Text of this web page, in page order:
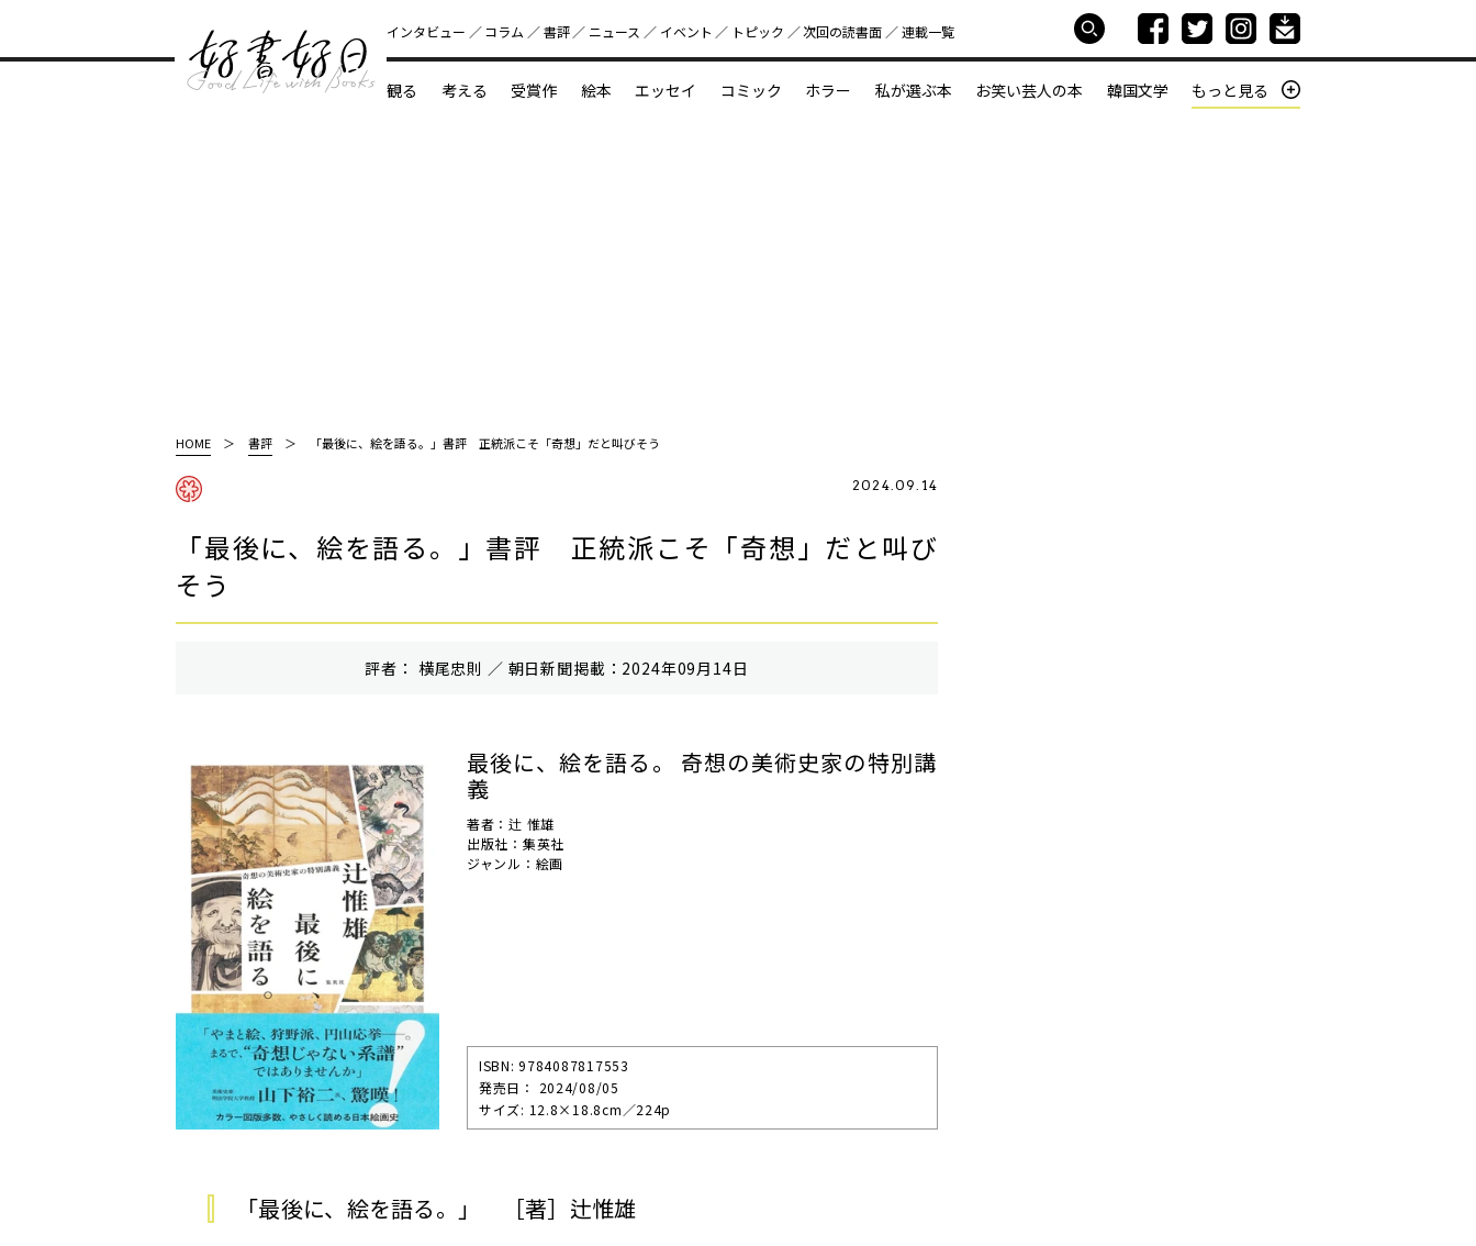
好書好日
インタビュー コラム 書評 ニュース イベント トピック 次回の読書⾯ 連載一覧
観る 考える 受賞作 絵本 エッセイ コミック ホラー 私が選ぶ本 お笑い芸人の本 韓国文学 もっと見る
HOME 書評 「最後に、絵を語る。」書評 正統派こそ「奇想」だと叫びそう
2024.09.14
「最後に、絵を語る。」書評 正統派こそ「奇想」だと叫び
そう
評者： 横尾忠則 ／ 朝⽇新聞掲載：2024年09月14日
最後に、絵を語る。 奇想の美術史家の特別講
義
著者：辻 惟雄
出版社：集英社
ジャンル：絵画
ISBN: 9784087817553
発売⽇： 2024/08/05
サイズ: 12.8×18.8cm／224p
「最後に、絵を語る。」 ［著］辻惟雄